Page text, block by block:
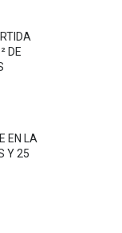
DE
EN LA
Y 25